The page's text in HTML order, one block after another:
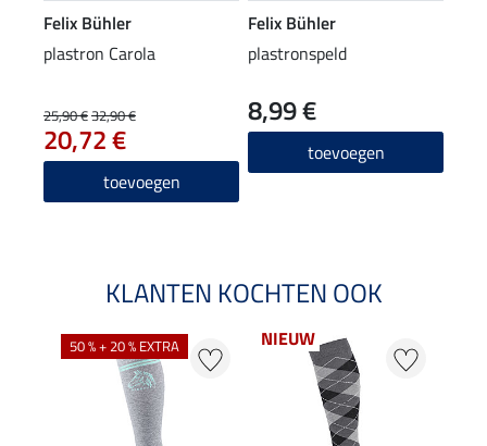
Felix Bühler
plastron Carola
25,90 €32,90 €
20,72 €
toevoegen
Felix Bühler
plastronspeld
8,99 €
toevoegen
KLANTEN KOCHTEN OOK
50 % + 20 % EXTRA NIEUW